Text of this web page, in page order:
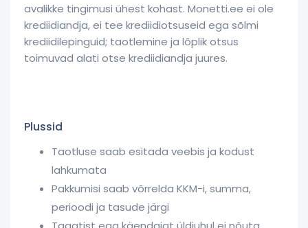
avalikke tingimusi ühest kohast. Monetti.ee ei ole
krediidiandja, ei tee krediidiotsuseid ega sõlmi
krediidilepinguid; taotlemine ja lõplik otsus
toimuvad alati otse krediidiandja juures.
Plussid
Taotluse saab esitada veebis ja kodust
lahkumata
Pakkumisi saab võrrelda KKM-i, summa,
perioodi ja tasude järgi